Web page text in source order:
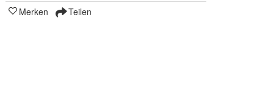
Merken Teilen